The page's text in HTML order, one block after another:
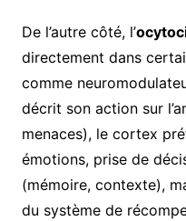
De l’autre côté, l’
directement dans
comme
décrit son action sur
menaces), le cortex
émotions, prise de
(mémoire, contexte),
du système de